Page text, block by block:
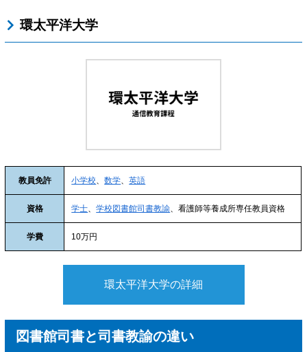
環太平洋大学
教員免許 小学校 、数学 、英語
資格 学士 、学校図書館司書教諭 、看護師等養成所専任教員資格
学費 10万円
環太平洋大学の詳細
図書館司書と司書教諭の違い